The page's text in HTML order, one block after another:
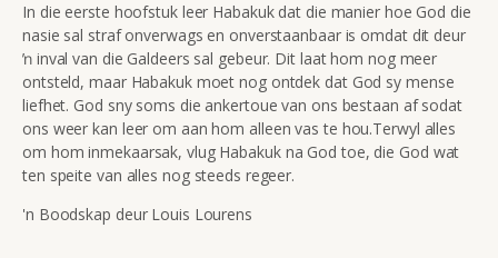
In die eerste hoofstuk leer Habakuk dat die manier hoe God die
nasie sal straf onverwags en onverstaanbaar is omdat dit deur
ŉ inval van die Galdeers sal gebeur. Dit laat hom nog meer
ontsteld, maar Habakuk moet nog ontdek dat God sy mense
liefhet. God sny soms die ankertoue van ons bestaan af sodat
ons weer kan leer om aan hom alleen vas te hou.Terwyl alles
om hom inmekaarsak, vlug Habakuk na God toe, die God wat
ten speite van alles nog steeds regeer.
'n Boodskap deur Louis Lourens